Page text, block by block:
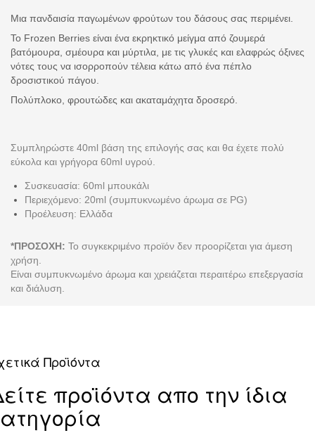
Μια πανδαισία παγωμένων φρούτων του δάσους σας περιμένει.
Το Frozen Berries είναι ένα εκρηκτικό μείγμα από ζουμερά
βατόμουρα, σμέουρα και μύρτιλα, με τις γλυκές και ελαφρώς όξινες
νότες τους να ισορροπούν τέλεια κάτω από ένα πέπλο
δροσιστικού πάγου.
Πολύπλοκο, φρουτώδες και ακαταμάχητα δροσερό.
Συμπληρώστε 40ml βάση της επιλογής σας και θα έχετε πολύ
εύκολα και γρήγορα 60ml υγρού.
Συσκευασία: 60ml μπουκάλι
Περιεχόμενο: 20ml (συμπυκνωμένο άρωμα σε PG)
Προέλευση: Ελλάδα
*ΠΡΟΣΟΧΗ: Το συγκεκριμένο προϊόν δεν προορίζεται για άμεση
χρήση.
Είναι συμπυκνωμένο άρωμα και χρειάζεται περαιτέρω επεξεργασία
και διάλυση.
Προϊόντα
προϊόντα απο την ίδια